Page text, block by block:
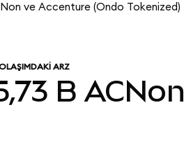
ve Accenture (Ondo Tokenized)
ARZ
B ACNon